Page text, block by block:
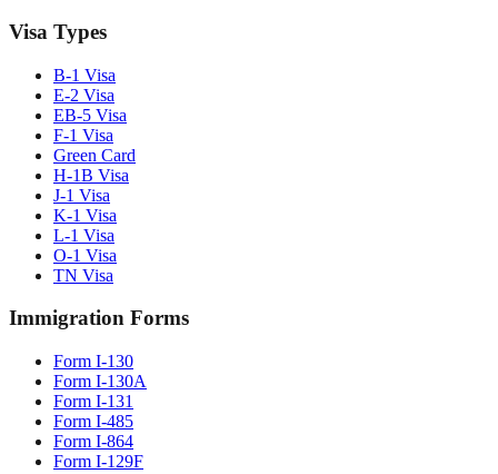
Visa Types
B-1 Visa
E-2 Visa
EB-5 Visa
F-1 Visa
Green Card
H-1B Visa
J-1 Visa
K-1 Visa
L-1 Visa
O-1 Visa
TN Visa
Immigration Forms
Form I-130
Form I-130A
Form I-131
Form I-485
Form I-864
Form I-129F